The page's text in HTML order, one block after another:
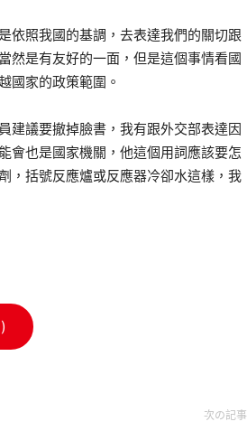
依照我國的基調，去表達我們的關切跟
然是有友好的一面，但是這個事情看國
國家的政策範圍。
建議要撤掉臉書，我有跟外交部表達因
會也是國家機關，他這個用詞應該要怎
，括號反應爐或反應器冷卻水這樣，我
次の記事